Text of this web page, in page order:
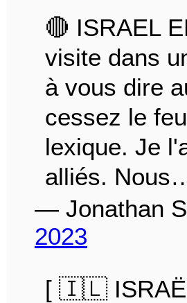
🔴 ISRAEL
visite dans
à vous dire
cessez le
lexique. Je
alliés.
— Jonathan
2023
[ 🇮🇱